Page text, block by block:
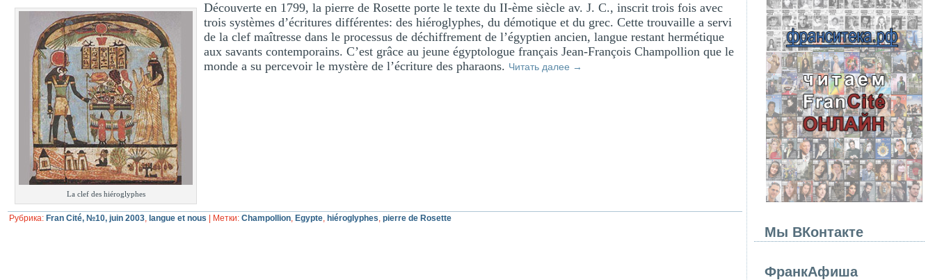
La clef des hiéroglyphes
Découverte en 1799, la pierre de Rosette porte le texte du II-ème siècle av. J. C., inscrit trois fois avec
trois systèmes d’écritures différentes: des hiéroglyphes, du démotique et du grec. Cette trouvaille a servi
de la clef maîtresse dans le processus de déchiffrement de l’égyptien ancien, langue restant hermétique
aux savants contemporains. C’est grâce au jeune égyptologue français Jean-François Champollion que le
monde a su percevoir le mystère de l’écriture des pharaons. Читать далее →
Рубрика: Fran Cité, №10, juin 2003, langue et nous Метки: Champollion, Egypte, hiéroglyphes, pierre de Rosette
Мы ВКонтакте
ФранкАфиша